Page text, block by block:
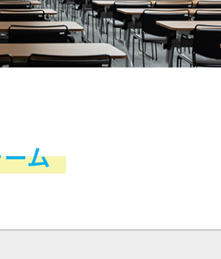
ム